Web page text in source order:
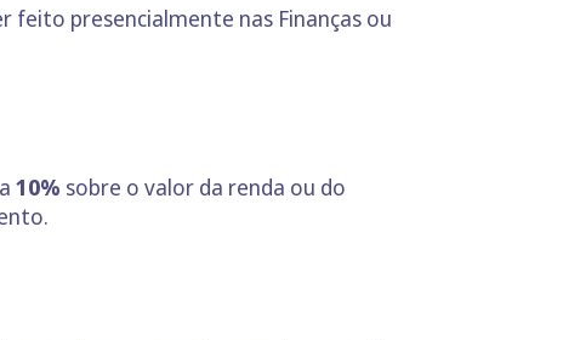
presencialmente nas Finanças ou
10% sobre o valor da renda ou do